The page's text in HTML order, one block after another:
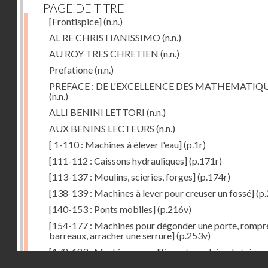
PAGE DE TITRE
[Frontispice](n.n.)
AL RE CHRISTIANISSIMO (n.n.)
AU ROY TRES CHRETIEN (n.n.)
Prefatione(n.n.)
PREFACE : DE L'EXCELLENCE DES
(n.n.)
ALLI BENINI LETTORI (n.n.)
AUX BENINS LECTEURS (n.n.)
[ 1-110 : Machines à élever l'eau](p.1r)
[111-112 : Caissons hydrauliques](p.171r)
[113-137 : Moulins, scieries, forges](p.174r)
[138-139 : Machines à lever pour creuser un fossé]
[140-153 : Ponts mobiles](p.216v)
[154-177 : Machines pour dégonder une porte,
barreaux, arracher une serrure](p.253v)
[178-183 : Machines pour "tirer et conduire de très